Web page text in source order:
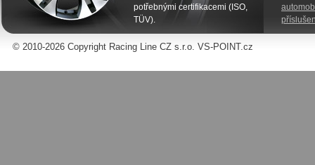
potřebnými certifikacemi (ISO,
TÜV).
© 2010-2026 Copyright Racing Line CZ s.r.o. VS-POINT.cz